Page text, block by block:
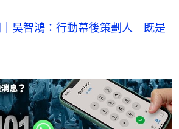
｜吳智鴻：行動幕後策劃人 既是